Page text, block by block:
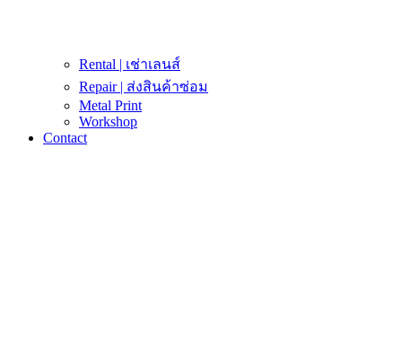
Rental | เช่าเลนส์
Repair | ส่งสินค้าซ่อม
Metal Print
Workshop
Contact